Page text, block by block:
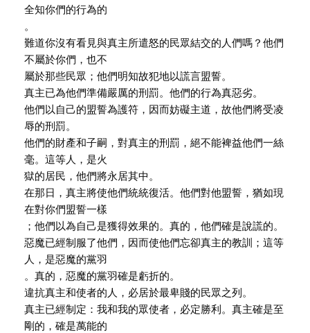
全知你們的行為的
。
難道你沒有看見與真主所遣怒的民眾結交的人們嗎？他們
不屬於你們，也不
屬於那些民眾；他們明知故犯地以謊言盟誓。
真主已為他們準備嚴厲的刑罰。他們的行為真惡劣。
他們以自己的盟誓為護符，因而妨礙主道，故他們將受凌
辱的刑罰。
他們的財產和子嗣，對真主的刑罰，絕不能裨益他們一絲
毫。這等人，是火
獄的居民，他們將永居其中。
在那日，真主將使他們統統復活。他們對他盟誓，猶如現
在對你們盟誓一樣
；他們以為自己是獲得效果的。真的，他們確是說謊的。
惡魔已經制服了他們，因而使他們忘卻真主的教訓；這等
人，是惡魔的黨羽
。真的，惡魔的黨羽確是虧折的。
違抗真主和使者的人，必居於最卑賤的民眾之列。
真主已經制定：我和我的眾使者，必定勝利。真主確是至
剛的，確是萬能的